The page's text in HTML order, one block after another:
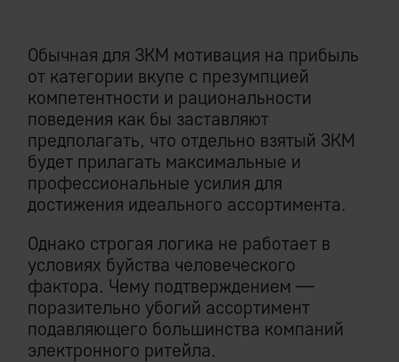
Обычная для ЗКМ мотивация на прибыль
от категории вкупе с презумпцией
компетентности и рациональности
поведения как бы заставляют
предполагать, что отдельно взятый ЗКМ
будет прилагать максимальные и
профессиональные усилия для
достижения идеального ассортимента.
Однако строгая логика не работает в
условиях буйства человеческого
фактора. Чему подтверждением —
поразительно убогий ассортимент
подавляющего большинства компаний
электронного ритейла.